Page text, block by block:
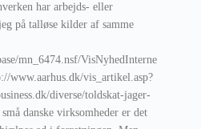
har arbejds- eller
på talløse kilder af samme
mn_6474.nsf/VisNyhedInterne
www.aarhus.dk/vis_artikel.asp?
diverse/toldskat-jager-
danske virksomheder er det